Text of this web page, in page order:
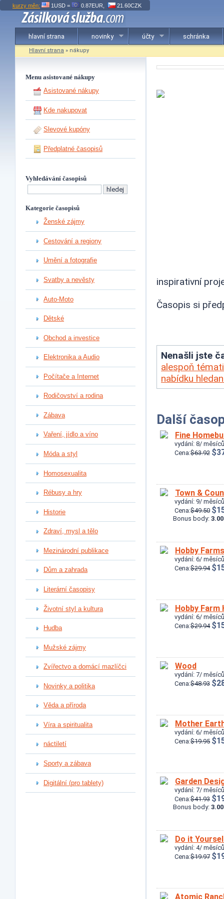
kurzy měn: 1USD = 0.87EUR, 21.60CZK
hlavní strana novinky účty schránka
Hlavní strana » nákupy
Menu asistované nákupy
Asistované nákupy
Kde nakupovat
Slevové kupóny
Předplatné časopisů
Vyhledávání časopisů
Kategorie časopisů
Ženské zájmy
Cestování a regiony
Umění a fotografie
Svatby a nevěsty
Auto-Moto
Dětské
Obchod a investice
Elektronika a Audio
Počítače a Internet
Rodičovství a rodina
Zábava
Vaření, jídlo a víno
Móda a styl
Homosexualita
Rébusy a hry
Historie
Zdraví, mysl a tělo
Mezinárodní publikace
Dům a zahrada
Literární časopisy
Životní styl a kultura
Hudba
Mužské zájmy
Zvířectvo a domácí mazlíčci
Novinky a politika
Věda a příroda
Víra a spiritualita
náctiletí
Sporty a zábava
Digitální (pro tablety)
inspirativní
Časopis si
Nenašli jste
alespoň
nabídku
Další
Fine
vydání: 8/
Cena:$63.92
Town &
vydání: 9/
Cena:$49.50
Bonus body: 3.00
Hobby Farms
vydání: 6/
Cena:$29.94
Hobby Farm
vydání: 6/
Cena:$29.94
Wood
vydání: 7/
Cena:$48.93
Mother
vydání: 6/
Cena:$19.95
Garden
vydání: 7/
Cena:$41.93
Bonus body: 3.00
Do it
vydání: 4/
Cena:$19.97
Atomic